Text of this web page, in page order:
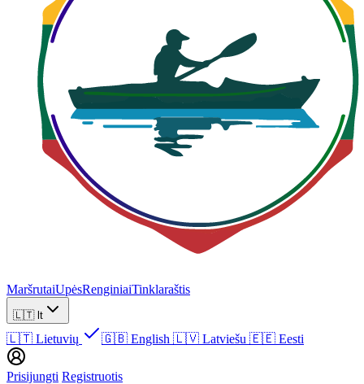
MaršrutaiUpėsRenginiaiTinklaraštis
🇱🇹 lt
🇱🇹 Lietuvių 🇬🇧 English 🇱🇻 Latviešu 🇪🇪 Eesti
Prisijungti Registruotis